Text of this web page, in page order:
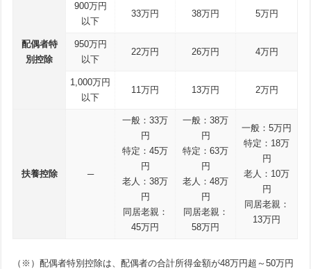
配偶者特
別控除
900万円
以下
33万円 38万円 5万円
950万円
以下
22万円 26万円 4万円
1,000万円
以下
11万円 13万円 2万円
扶養控除 ─
一般：33万
円
特定：45万
円
老人：38万
円
同居老親：
45万円
一般：38万
円
特定：63万
円
老人：48万
円
同居老親：
58万円
一般：5万円
特定：18万
円
老人：10万
円
同居老親：
13万円
（※）配偶者特別控除は、配偶者の合計所得金額が48万円超～50万円